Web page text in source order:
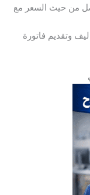
من حيث السعر مع
وتقديم فاتورة